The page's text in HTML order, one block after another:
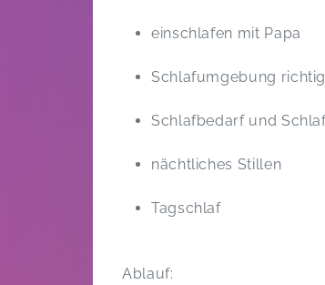
einschlafen mit Papa
Schlafumgebung
Schlafbedarf und
nächtliches Stillen
Tagschlaf
Ablauf: